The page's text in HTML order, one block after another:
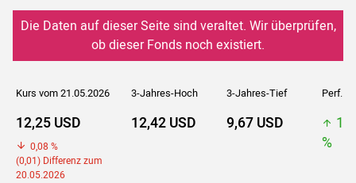
Die Daten auf dieser Seite sind veraltet. Wir überprüfen,
ob dieser Fonds noch existiert.
Kurs vom 21.05.2026 3-Jahres-Hoch 3-Jahres-Tief Perf. 5J
12,25 USD
0,08 %
(0,01) Differenz zum
20.05.2026
12,42 USD 9,67 USD
%